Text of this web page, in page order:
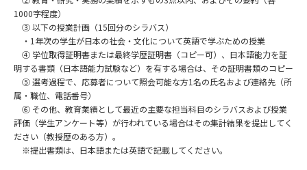
1000字程度）
③ 以下の授業計画（15回分のシラバス）
・1年次の学生が日本の社会・文化について英語で学ぶための授業
④ 学位取得証明書または最終学歴証明書（コピー可）、日本語能力を証
明する書類（日本語能力試験など）を有する場合は、その証明書類のコピー
⑤ 選考過程で、応募者について照会可能な方1名の氏名および連絡先（所
属・職位、電話番号）
⑥ その他、教育業績として最近の主要な担当科目のシラバスおよび授業
評価（学生アンケート等）が行われている場合はその集計結果を提出してく
ださい（教授歴のある方）。
※提出書類は、日本語または英語で記載してください。